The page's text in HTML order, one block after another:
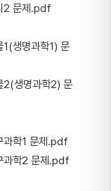
2 문제.pdf
생명과학1) 문
2(생명과학2) 문
과학1 문제.pdf
과학2 문제.pdf